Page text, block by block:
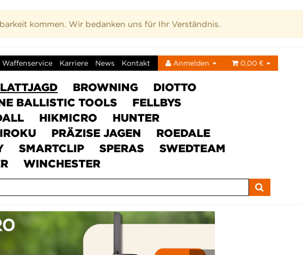
kommen. Wir bedanken uns für Ihr Verständnis.
Waffenservice Karriere News Kontakt Anmelden 0,00 €
BROWNING
DIOTTO
BALLISTIC TOOLS
FELLBYS
HIKMICRO
HUNTER
PRÄZISE JAGEN
ROEDALE
SMARTCLIP SPERAS
SWEDTEAM
WINCHESTER